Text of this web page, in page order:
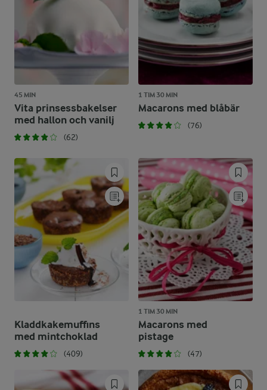
45 MIN
Vita prinsessbakelser
med hallon och vanilj
(62)
1 TIM 30 MIN
Macarons med blåbär
(76)
Kladdkakemuffins
med mintchoklad
(409)
1 TIM 30 MIN
Macarons med
pistage
(47)